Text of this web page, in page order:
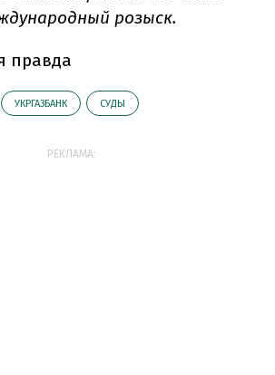
розыск.
правда
УКРГАЗБАНК СУДЫ
РЕКЛАМА: